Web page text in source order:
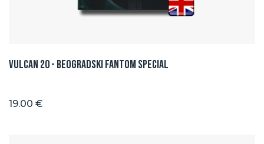
Vulcan 20 - BEOGRADSKI FANTOM SPECIAL
19.00 €